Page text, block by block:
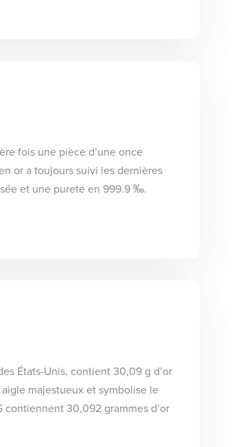
fois une pièce d’une once
or a toujours suivi les dernières
et une pureté en 999.9 ‰.
États-Unis, contient 30,09 g d’or
majestueux et symbolise le
30,092 grammes d’or